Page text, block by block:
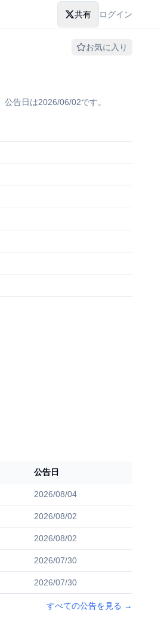
共有 ログイン
お気に入り
告日は2026/06/02です。
公告日
2026/08/04
2026/08/02
2026/08/02
2026/07/30
2026/07/30
すべての公告を見る →